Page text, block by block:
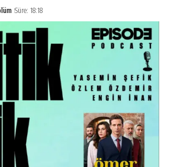
Süre: 18:18